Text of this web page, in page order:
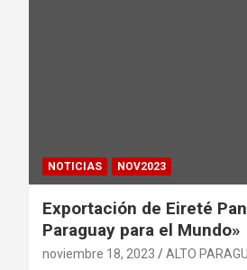
NOTICIAS NOV2023
Exportación de Eireté
Paraguay para el Mundo»
noviembre 18, 2023 ALTO